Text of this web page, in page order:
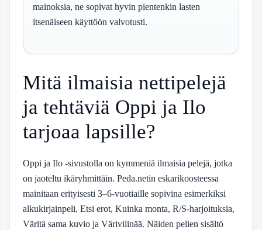
mainoksia, ne sopivat hyvin pientenkin lasten
itsenäiseen käyttöön valvotusti.
Mitä ilmaisia nettipelejä
ja tehtäviä Oppi ja Ilo
tarjoaa lapsille?
Oppi ja Ilo -sivustolla on kymmeniä ilmaisia pelejä, jotka
on jaoteltu ikäryhmittäin. Peda.netin eskarikoosteessa
mainitaan erityisesti 3–6-vuotiaille sopivina esimerkiksi
alkukirjainpeli, Etsi erot, Kuinka monta, R/S-harjoituksia,
Väritä sama kuvio ja Värivilinää. Näiden pelien sisältö